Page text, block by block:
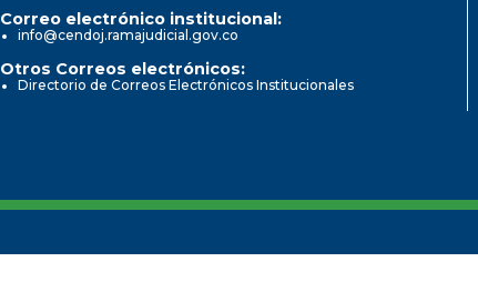
Correo electrónico institucional:
info@cendoj.ramajudicial.gov.co
Otros Correos electrónicos:
Directorio de Correos Electrónicos Institucionales